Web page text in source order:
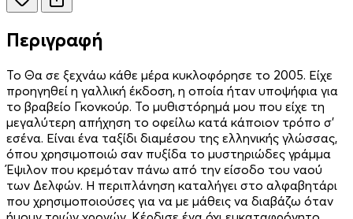
Περιγραφή
Το Θα σε ξεχνάω κάθε μέρα κυκλοφόρησε το 2005. Είχε
προηγηθεί η γαλλική έκδοση, η οποία ήταν υποψήφια για
το βραβείο Γκονκούρ. Το μυθιστόρημά μου που είχε τη
μεγαλύτερη απήχηση το οφείλω κατά κάποιον τρόπο σ’
εσένα. Είναι ένα ταξίδι διαμέσου της ελληνικής γλώσσας,
όπου χρησιμοποιώ σαν πυξίδα το μυστηριώδες γράμμα
Έψιλον που κρεμόταν πάνω από την είσοδο του ναού
των Δελφών. Η περιπλάνηση καταλήγει στο αλφαβητάρι
που χρησιμοποιούσες για να με μάθεις να διαβάζω όταν